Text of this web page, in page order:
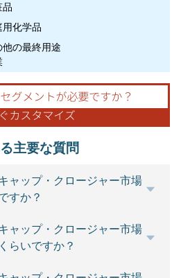
品
用化学品
他の最終用途
主要な質問
ャップ・クロージャー市場
すか？
ャップ・クロージャー市場
らいですか？